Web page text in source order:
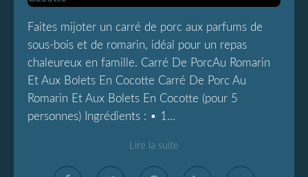
Faites mijoter un carré de porc aux parfums de
sous-bois et de romarin, idéal pour un repas
chaleureux en famille. Carré De PorcAu Romarin
Et Aux Bolets En Cocotte Carré De Porc Au
Romarin Et Aux Bolets En Cocotte (pour 5
personnes) Ingrédients : • 1...
Lire la suite